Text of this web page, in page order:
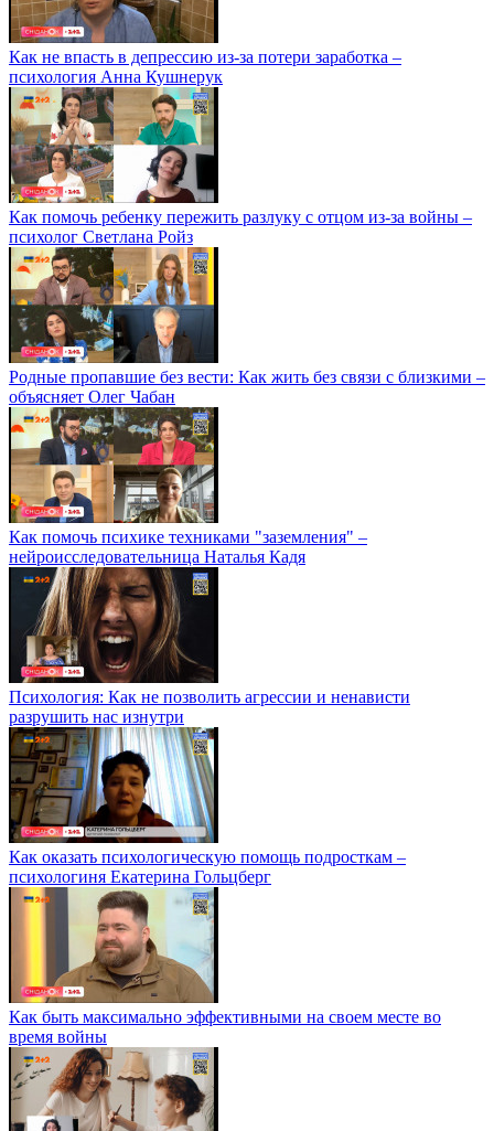
Как не впасть в депрессию из-за потери заработка –
психология Анна Кушнерук
Как помочь ребенку пережить разлуку с отцом из-за войны –
психолог Светлана Ройз
Родные пропавшие без вести: Как жить без связи с близкими –
объясняет Олег Чабан
Как помочь психике техниками "заземления" –
нейроисследовательница Наталья Кадя
Психология: Как не позволить агрессии и ненависти
разрушить нас изнутри
Как оказать психологическую помощь подросткам –
психологиня Екатерина Гольцберг
Как быть максимально эффективными на своем месте во
время войны